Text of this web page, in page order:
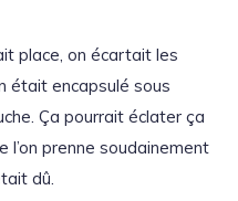
place, on écartait les
était encapsulé sous
Ça pourrait éclater ça
l’on prenne soudainement
dû.